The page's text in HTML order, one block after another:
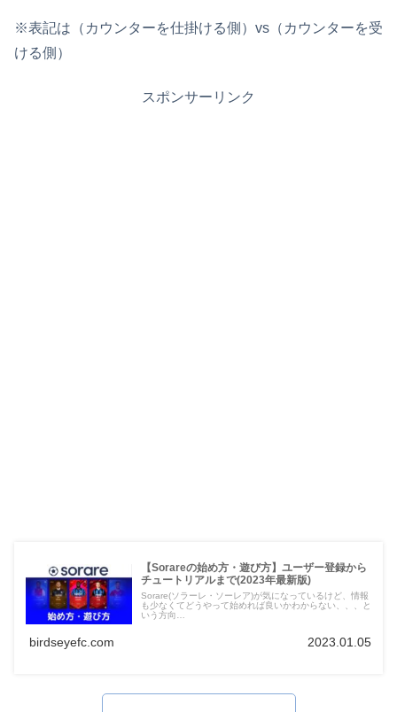
※表記は（カウンターを仕掛ける側）vs（カウンターを受
ける側）
スポンサーリンク
【Sorareの始め方・遊び方】ユーザー登録から
チュートリアルまで(2023年最新版)
Sorare(ソラーレ・ソーレア)が気になっているけど、情報
も少なくてどうやって始めれば良いかわからない、、、と
いう方向…
birdseyefc.com 2023.01.05